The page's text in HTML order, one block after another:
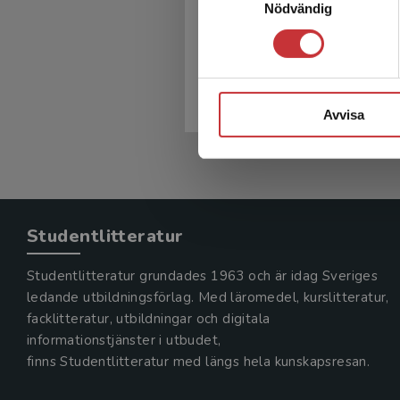
Nödvändig
Avvisa
Smärtanalys
Gerdle, Björn m.fl.
251 krinkl. moms
Studentlitteratur
Studentlitteratur grundades 1963 och är idag Sveriges
ledande utbildningsförlag. Med läromedel, kurslitteratur,
facklitteratur, utbildningar och digitala
informationstjänster i utbudet,
finns Studentlitteratur med längs hela kunskapsresan.